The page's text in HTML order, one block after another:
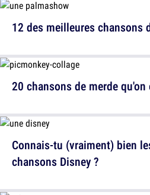
20 chansons de merde
12 des meilleures chansons
Connais-tu (vraiment) bien
chansons Disney ?